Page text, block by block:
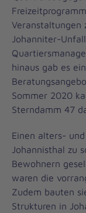
Veranstaltungen
Johanniter-
hinaus gab es
Sommer 2020
Sterndamm 47
Einen alters-
Johannisthal zu
Bewohnern
waren die
Zudem bauten
Strukturen in